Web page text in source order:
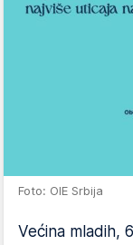
Foto: OIE Srbija
Većina mladih,